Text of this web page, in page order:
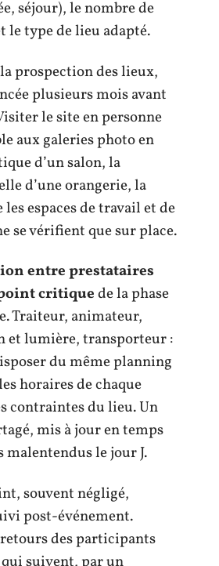
séjour), le nombre de
le type de lieu adapté.
prospection des lieux,
plusieurs mois avant
le site en personne
aux galeries photo en
d’un salon, la
d’une orangerie, la
espaces de travail et de
se vérifient que sur place.
entre prestataires
critiquede la phase
Traiteur, animateur,
et lumière, transporteur :
du même planning
horaires de chaque
contraintes du lieu. Un
mis à jour en temps
le jour J.
souvent négligé,
post-événement.
des participants
suivent, par un